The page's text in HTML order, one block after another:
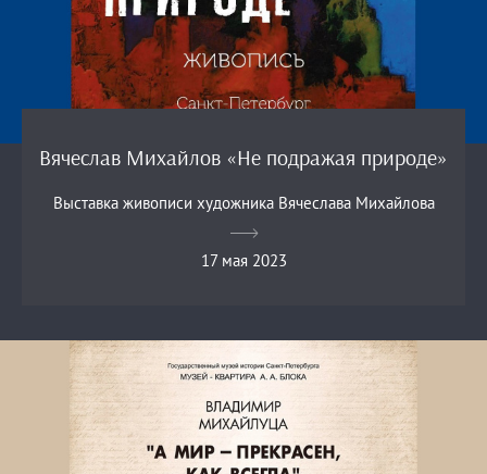
Вячеслав Михайлов «Не подражая природе»
Выставка живописи художника Вячеслава Михайлова
17 мая 2023